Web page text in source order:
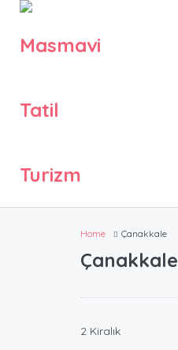
Home Çanakkale
Çanakkale
2 Kiralık
70.00